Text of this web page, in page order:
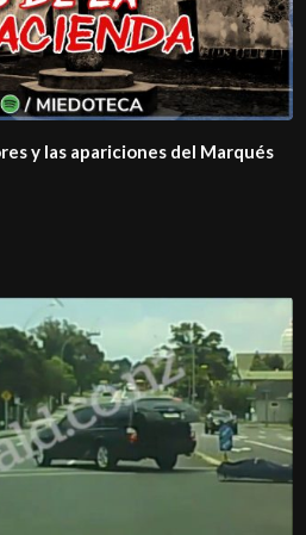
y las apariciones del Marqués